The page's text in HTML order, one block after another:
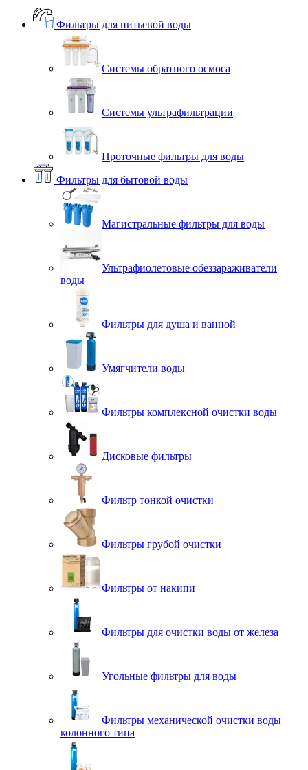
Фильтры для питьевой воды
Системы обратного осмоса
Системы ультрафильтрации
Проточные фильтры для воды
Фильтры для бытовой воды
Магистральные фильтры для воды
Ультрафиолетовые обеззараживатели
воды
Фильтры для душа и ванной
Умягчители воды
Фильтры комплексной очистки воды
Дисковые фильтры
Фильтр тонкой очистки
Фильтры грубой очистки
Фильтры от накипи
Фильтры для очистки воды от железа
Угольные фильтры для воды
Фильтры механической очистки воды
колонного типа